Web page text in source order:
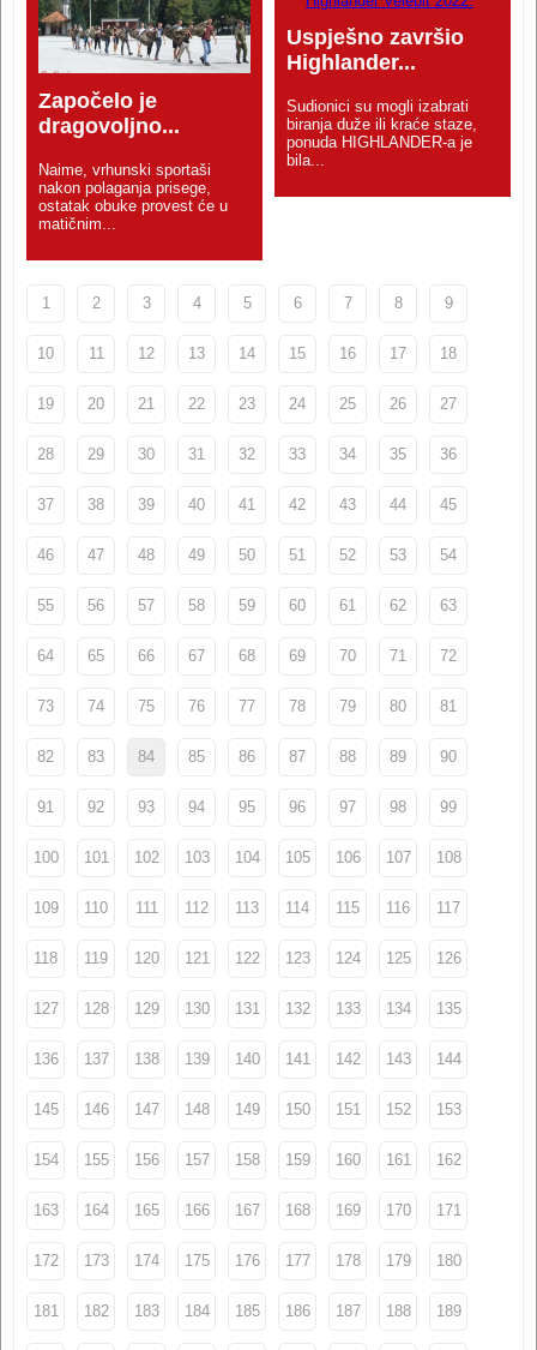
Započelo je
dragovoljno...
Naime, vrhunski sportaši
nakon polaganja prisege,
ostatak obuke provest će u
matičnim...
Uspješno završio
Highlander...
Sudionici su mogli izabrati
biranja duže ili kraće staze,
ponuda HIGHLANDER-a je
bila...
1 2 3 4 5 6 7 8 9
10 11 12 13 14 15 16 17 18
19 20 21 22 23 24 25 26 27
28 29 30 31 32 33 34 35 36
37 38 39 40 41 42 43 44 45
46 47 48 49 50 51 52 53 54
55 56 57 58 59 60 61 62 63
64 65 66 67 68 69 70 71 72
73 74 75 76 77 78 79 80 81
82 83 84 85 86 87 88 89 90
91 92 93 94 95 96 97 98 99
100 101 102 103 104 105 106 107 108
109 110 111 112 113 114 115 116 117
118 119 120 121 122 123 124 125 126
127 128 129 130 131 132 133 134 135
136 137 138 139 140 141 142 143 144
145 146 147 148 149 150 151 152 153
154 155 156 157 158 159 160 161 162
163 164 165 166 167 168 169 170 171
172 173 174 175 176 177 178 179 180
181 182 183 184 185 186 187 188 189